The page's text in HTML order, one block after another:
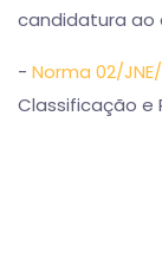
candidatura ao
- Norma 02/
Classificação e